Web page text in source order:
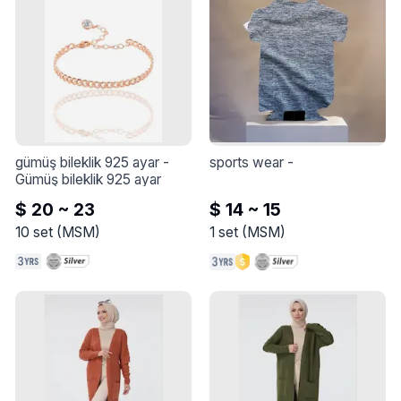
kombinlere güçlü bir hava
katar; günlük kullanımdan
özel davetlere kadar her
ortamda stilinizi öne çıkarır.
Modern kesimi rahat hareket
imkânı sağlar ve uzun süre
formunu koruyan yapısıyla
dolabın vazgeçilmez
parçalarından biri olur.
gümüş bileklik 925 ayar
Gümüş bileklik 925 ayar
$ 20 ~ 23
10 set(MSM)
sports wear
$ 14 ~ 15
1 set (MSM)